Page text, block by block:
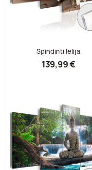
Spindinti lelija
139,99 €